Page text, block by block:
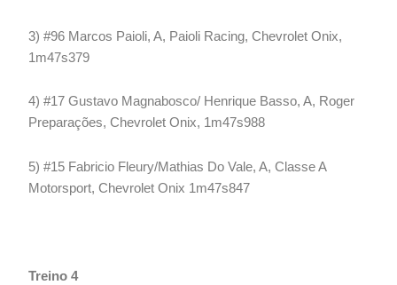
3) #96 Marcos Paioli, A, Paioli Racing, Chevrolet Onix,
1m47s379
4) #17 Gustavo Magnabosco/ Henrique Basso, A, Roger
Preparações, Chevrolet Onix, 1m47s988
5) #15 Fabricio Fleury/Mathias Do Vale, A, Classe A
Motorsport, Chevrolet Onix 1m47s847
Treino 4